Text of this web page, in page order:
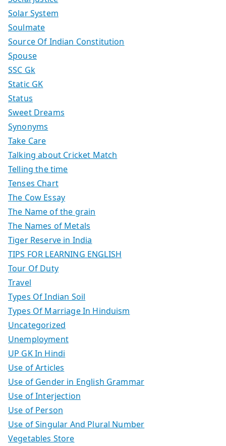
Solar System
Soulmate
Source Of Indian Constitution
Spouse
SSC Gk
Static GK
Status
Sweet Dreams
Synonyms
Take Care
Talking about Cricket Match
Telling the time
Tenses Chart
The Cow Essay
The Name of the grain
The Names of Metals
Tiger Reserve in India
TIPS FOR LEARNING ENGLISH
Tour Of Duty
Travel
Types Of Indian Soil
Types Of Marriage In Hinduism
Uncategorized
Unemployment
UP GK In Hindi
Use of Articles
Use of Gender in English Grammar
Use of Interjection
Use of Person
Use of Singular And Plural Number
Vegetables Store